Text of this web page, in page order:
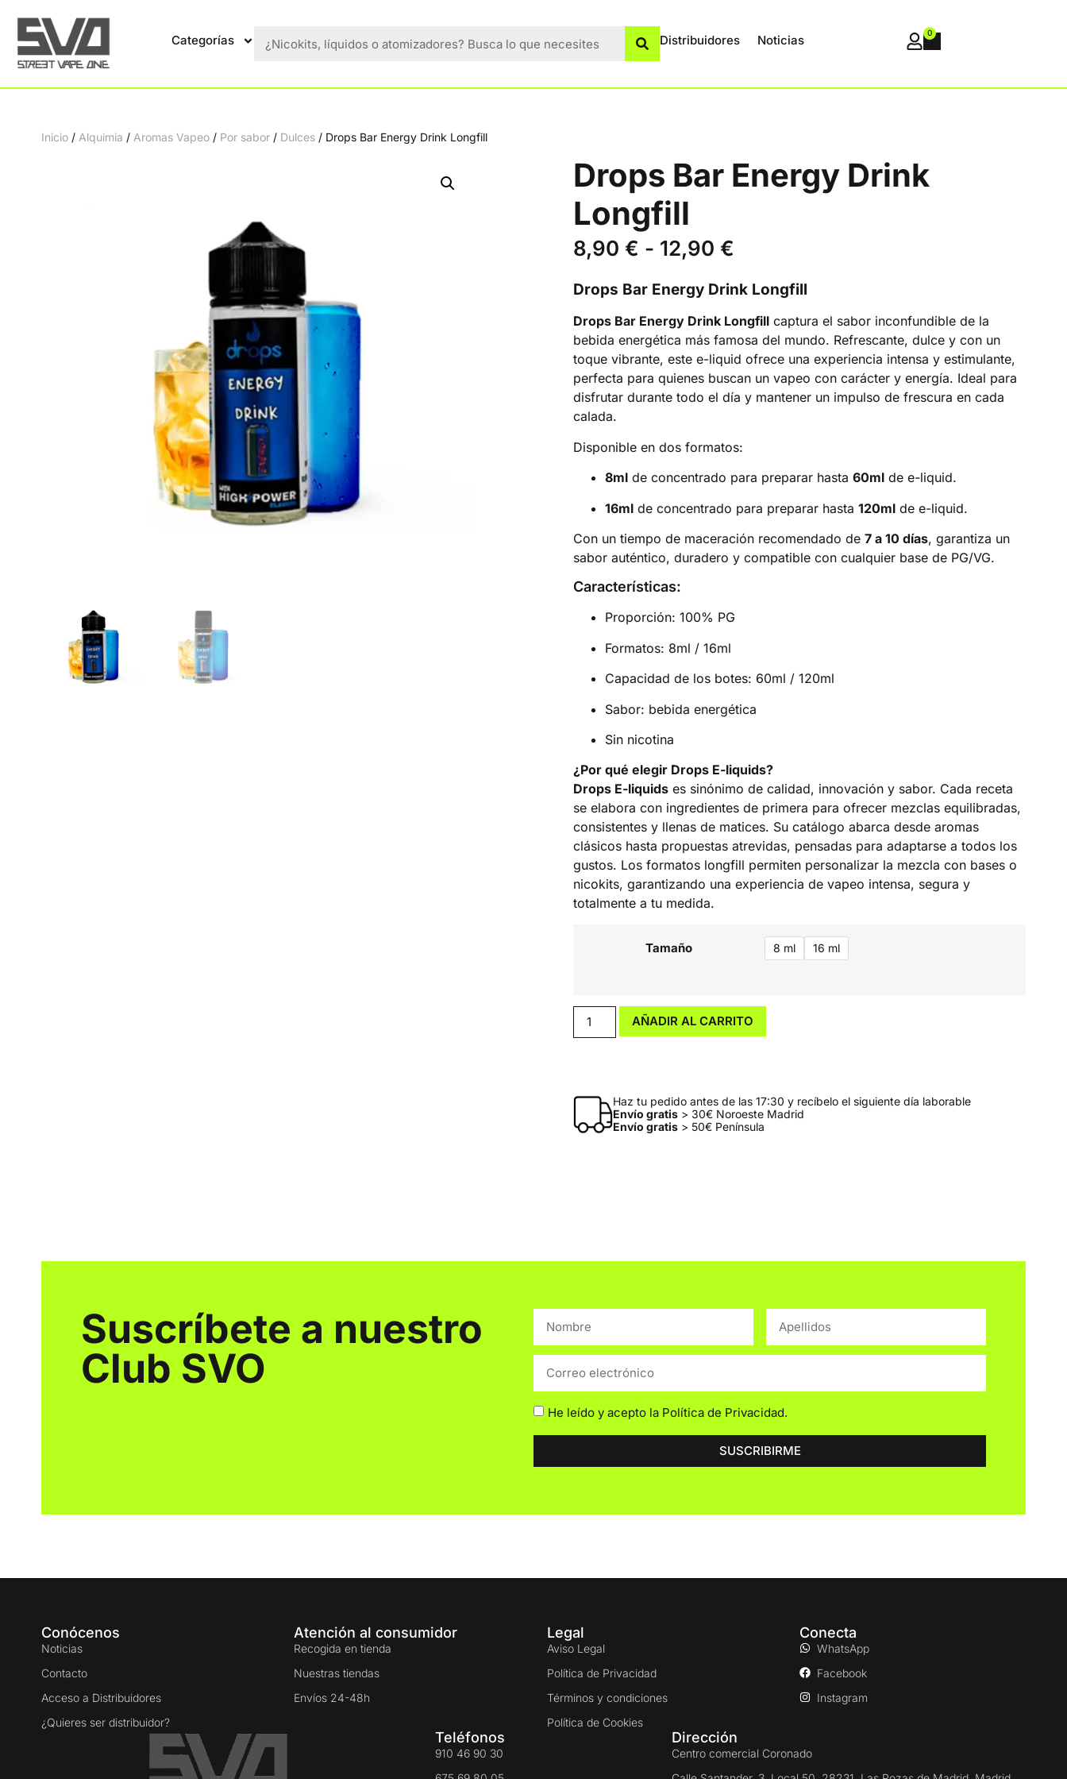
Categorías Distribuidores Noticias 0
Inicio / Alquimia / Aromas Vapeo / Por sabor / Dulces / Drops Bar Energy Drink Longfill
Drops Bar Energy Drink
Longfill
8,90 € - 12,90 €
Drops Bar Energy Drink Longfill
Drops Bar Energy Drink Longfillcaptura el sabor inconfundible de la
bebida energética más famosa del mundo. Refrescante, dulce y con un
toque vibrante, este e-liquid ofrece una experiencia intensa y estimulante,
perfecta para quienes buscan un vapeo con carácter y energía. Ideal para
disfrutar durante todo el día y mantener un impulso de frescura en cada
calada.
Disponible en dos formatos:
8mlde concentrado para preparar hasta 60mlde e-liquid.
16mlde concentrado para preparar hasta 120mlde e-liquid.
Con un tiempo de maceración recomendado de 7 a 10 días, garantiza un
sabor auténtico, duradero y compatible con cualquier base de PG/VG.
Características:
Proporción: 100% PG
Formatos: 8ml / 16ml
Capacidad de los botes: 60ml / 120ml
Sabor: bebida energética
Sin nicotina
¿Por qué elegir Drops E-liquids?
Drops E-liquidses sinónimo de calidad, innovación y sabor. Cada receta
se elabora con ingredientes de primera para ofrecer mezclas equilibradas,
consistentes y llenas de matices. Su catálogo abarca desde aromas
clásicos hasta propuestas atrevidas, pensadas para adaptarse a todos los
gustos. Los formatos longfill permiten personalizar la mezcla con bases o
nicokits, garantizando una experiencia de vapeo intensa, segura y
totalmente a tu medida.
Tamaño 8 ml 16 ml
AÑADIR AL CARRITO
Haz tu pedido antes de las 17:30 y recíbelo el siguiente día laborable
Envío gratis> 30€ Noroeste Madrid
Envío gratis> 50€ Península
Suscríbete a nuestro
Club SVO
He leído y acepto la Política de Privacidad.
SUSCRIBIRME
Conócenos
Noticias
Contacto
Acceso a Distribuidores
¿Quieres ser distribuidor?
Atención al consumidor
Recogida en tienda
Nuestras tiendas
Envíos 24-48h
Legal
Aviso Legal
Política de Privacidad
Términos y condiciones
Política de Cookies
Conecta
WhatsApp
Facebook
Instagram
Teléfonos
910 46 90 30
Dirección
Centro comercial Coronado